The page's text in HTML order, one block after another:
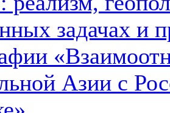
задачах и
Азии с